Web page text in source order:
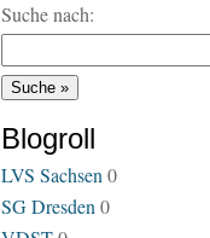
Suche nach:
Blogroll
LVS Sachsen 0
SG Dresden 0